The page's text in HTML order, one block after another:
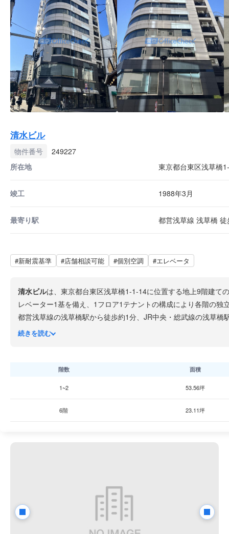
清水ビル
物件番号
249227
所在地
東京都台東区浅草橋
竣工 1988年3月
最寄り駅 都営浅草線 浅草橋
#新耐震基準 #店舗相談可能 #個別空調 #エレベータ
清水ビルは、東京都台東区浅草橋1-1-14に位置する地上9階建て
レベーター1基を備え、1フロア1テナントの構成により各階の独
都営浅草線の浅草橋駅から徒歩約1分、JR中央・総武線の浅草
宿線の馬喰横山駅や都営浅草線の東日本橋駅からも徒歩圏内に
続きを読む
階数 面積
1~2 53.56坪
6階 23.11坪